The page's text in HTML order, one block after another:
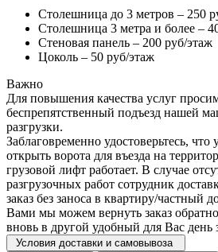
Столешница до 3 метров – 250
Столешница 3 метра и более –
Стеновая панель – 200 руб/этаж
Цоколь – 50 руб/этаж
Важно
Для повышения качества услуг
беспрепятственный подъезд нашей
разгрузки.
Заблаговременно удостоверьтесь,
открыть ворота для въезда на
грузовой лифт работает. В случае
разгрузочных работ сотрудник
заказ без заноса в квартиру/частный
Вами мы можем вернуть заказ
вновь в другой удобный для Вас день
Условия доставки и самовывоза